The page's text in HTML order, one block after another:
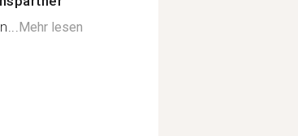
Mehr lesen